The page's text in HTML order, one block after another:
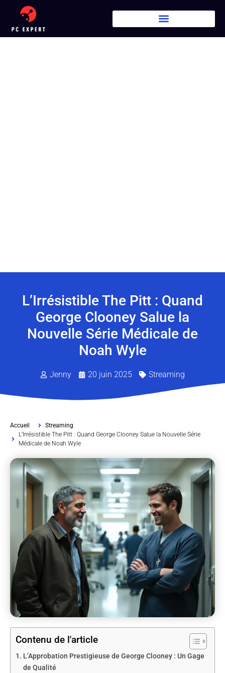
L’Irrésistible The Pitt : Quand
George Clooney Salue la
Nouvelle Série Médicale de
Noah Wyle
Jenny 20 juin 2025 Streaming
Accueil
Streaming
L’Irrésistible The Pitt : Quand George Clooney Salue la Nouvelle Série
Médicale de Noah Wyle
Contenu de l'article
L’Approbation Prestigieuse de George Clooney : Un Gage
de Qualité